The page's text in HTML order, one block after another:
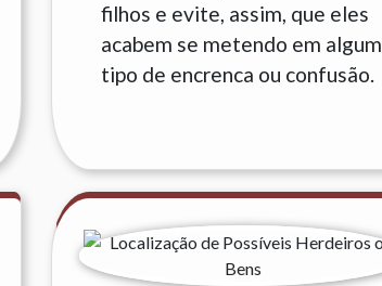
filhos e evite, assim, que eles
acabem se metendo em algum
tipo de encrenca ou confusão.